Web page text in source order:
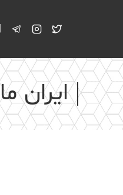
|
ایران